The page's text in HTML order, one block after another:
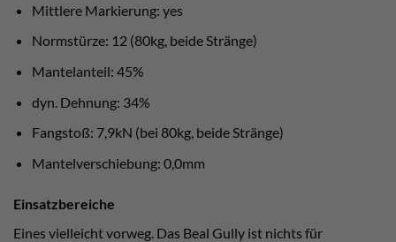
Mittlere Markierung: yes
Normstürze: 12 (80kg, beide Stränge)
Mantelanteil: 45%
dyn. Dehnung: 34%
Fangstoß: 7,9kN (bei 80kg, beide Stränge)
Mantelverschiebung: 0,0mm
Einsatzbereiche
Eines vielleicht vorweg. Das Beal Gully ist nichts für